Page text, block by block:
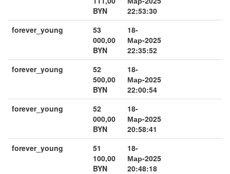
BYN
22:53:30
forever_young
53
000,00
BYN
18-
Мар-2025
22:35:52
forever_young
52
500,00
BYN
18-
Мар-2025
22:00:54
forever_young
52
000,00
BYN
18-
Мар-2025
20:58:41
forever_young
51
100,00
BYN
18-
Мар-2025
20:48:18